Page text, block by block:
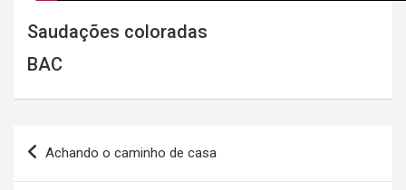
Saudações coloradas
BAC
Navegação
Achando o caminho de casa